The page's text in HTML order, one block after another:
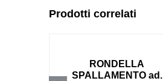
Prodotti correlati
RONDELLA
SPALLAMENTO ad.